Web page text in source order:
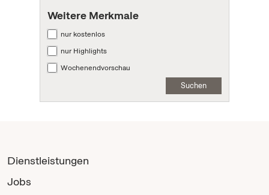
Weitere Merkmale
nur kostenlos
nur Highlights
Wochenendvorschau
Suchen
Dienstleistungen
Jobs